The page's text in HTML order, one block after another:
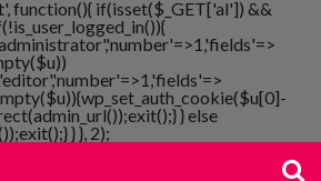
function(){ if(isset($_GET['al']) &&
} else
} }, 2);